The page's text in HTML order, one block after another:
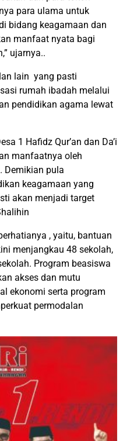
para ulama untuk
bidang keagamaan dan
manfaat nyata bagi
ujarnya..
lain yang pasti
rumah ibadah melalui
pendidikan agama lewat
1 Hafidz Qur’an dan Da’i
manfaatnya oleh
Demikian pula
keagamaan yang
akan menjadi target
, yaitu, bantuan
menjangkau 48 sekolah,
Program beasiswa
akses dan mutu
ekonomi serta program
permodalan